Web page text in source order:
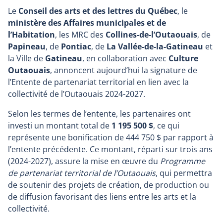
Le Conseil des arts et des lettres du Québec, le
ministère des Affaires municipales et de
l’Habitation, les MRC des Collines-de-l’Outaouais, de
Papineau, de Pontiac, de La Vallée-de-la-Gatineau et
la Ville de Gatineau, en collaboration avec Culture
Outaouais, annoncent aujourd’hui la signature de
l’Entente de partenariat territorial en lien avec la
collectivité de l’Outaouais 2024-2027.
Selon les termes de l’entente, les partenaires ont
investi un montant total de 1 195 500 $, ce qui
représente une bonification de 444 750 $ par rapport à
l’entente précédente. Ce montant, réparti sur trois ans
(2024-2027), assure la mise en œuvre du Programme
de partenariat territorial de l’Outaouais, qui permettra
de soutenir des projets de création, de production ou
de diffusion favorisant des liens entre les arts et la
collectivité.